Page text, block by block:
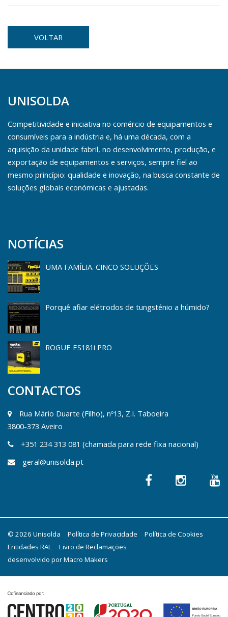
VOLTAR
UNISOLDA
Competitividade e iniciativa no comércio de equipamentos e
consumíveis para a indústria e, há uma década, com a
aquisição da unidade fabril, no desenvolvimento, produção, e
exportação de equipamentos e serviços, sempre fiel ao
mesmo princípio: qualidade e inovação, na busca constante de
soluções globais económicas e ajustadas.
NOTÍCIAS
UMA FAMÍLIA. CINCO SOLUÇÕES
Porquê afiar elétrodos de tungsténio a húmido?
ROGUE ES181i PRO
CONTACTOS
Rua Mário Duarte (Filho), nº13, Z.I. Taboeira
3800-373 Aveiro
+351 234 313 081 (chamada para rede fixa nacional)
geral@unisolda.pt
© 2026 Unisolda Política de Privacidade
Política de Cookies
Entidades RAL
Livro de Reclamações
desenvolvido porMacro Makers